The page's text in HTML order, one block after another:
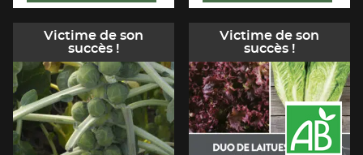
Victime de son
succès !
APERÇU
RAPIDE
Victime de son
succès !
APERÇU
RAPIDE